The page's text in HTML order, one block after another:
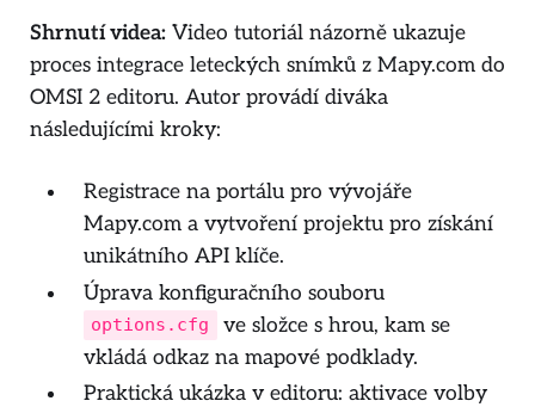
Shrnutí videa: Video tutoriál názorně ukazuje
proces integrace leteckých snímků z Mapy.com do
OMSI 2 editoru. Autor provádí diváka
následujícími kroky:
Registrace na portálu pro vývojáře
Mapy.com a vytvoření projektu pro získání
unikátního API klíče.
Úprava konfiguračního souboru
options.cfg
ve složce s hrou, kam se
vkládá odkaz na mapové podklady.
Praktická ukázka v editoru: aktivace volby